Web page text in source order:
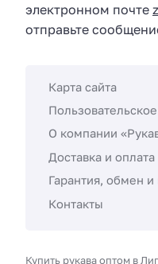
электронном почте
отправьте
Карта сайта
О компании
Доставка и оплата
Гарантия, обмен и
Контакты
Купить рукава оптом в